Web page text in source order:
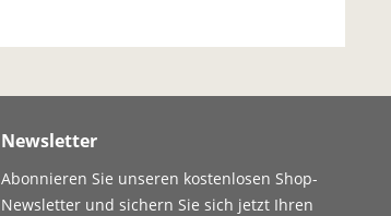
Newsletter
Abonnieren Sie unseren kostenlosen Shop-
Newsletter und sichern Sie sich jetzt Ihren